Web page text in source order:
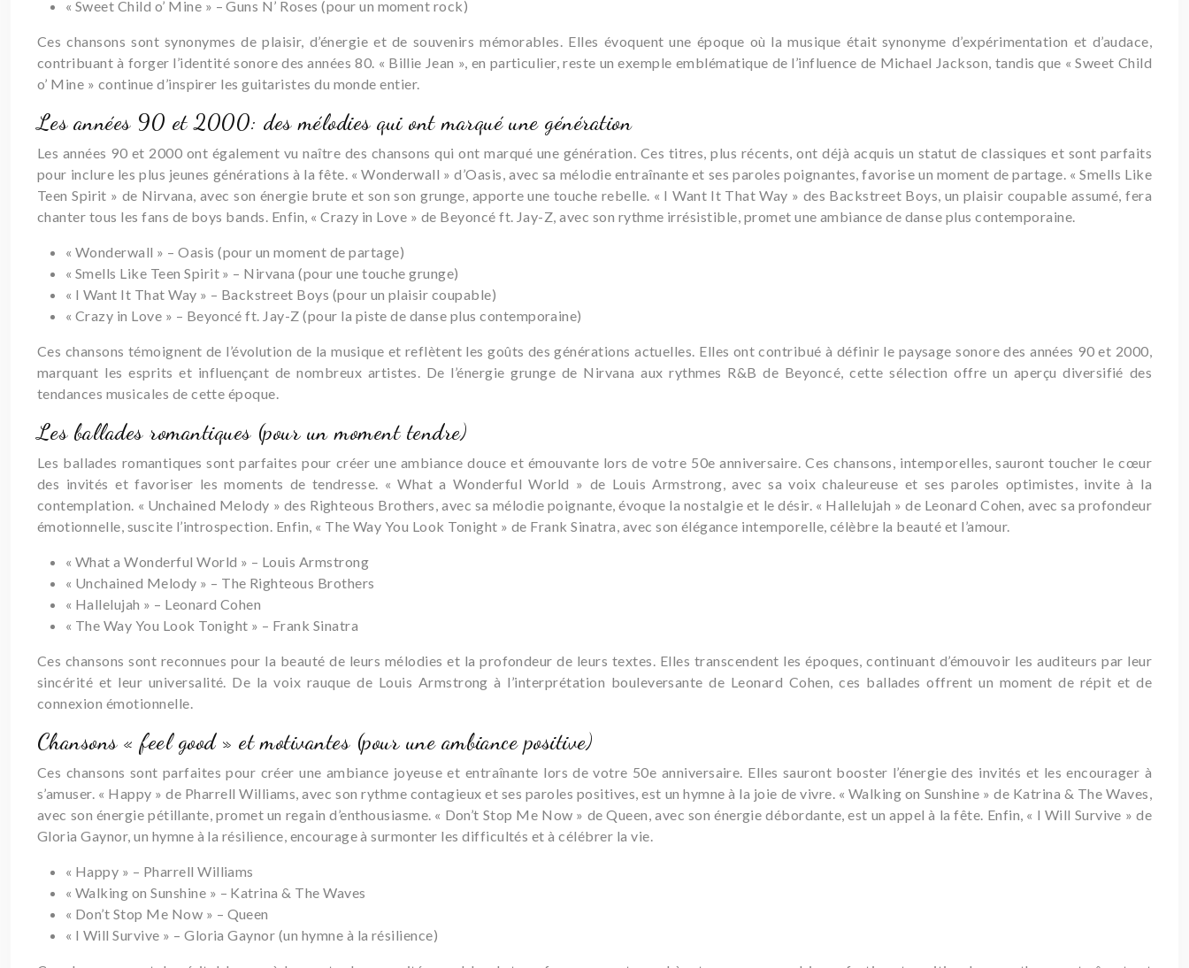
« Sweet Child o’ Mine » – Guns N’ Roses (pour un moment rock)
Ces chansons sont synonymes de plaisir, d’énergie et de souvenirs mémorables. Elles évoquent une époque où la musique était synonyme d’expérimentation et d’audace,
contribuant à forger l’identité sonore des années 80. « Billie Jean », en particulier, reste un exemple emblématique de l’influence de Michael Jackson, tandis que « Sweet Child
o’ Mine » continue d’inspirer les guitaristes du monde entier.
Les années 90 et 2000: des mélodies qui ont marqué une génération
Les années 90 et 2000 ont également vu naître des chansons qui ont marqué une génération. Ces titres, plus récents, ont déjà acquis un statut de classiques et sont parfaits
pour inclure les plus jeunes générations à la fête. « Wonderwall » d’Oasis, avec sa mélodie entraînante et ses paroles poignantes, favorise un moment de partage. « Smells Like
Teen Spirit » de Nirvana, avec son énergie brute et son son grunge, apporte une touche rebelle. « I Want It That Way » des Backstreet Boys, un plaisir coupable assumé, fera
chanter tous les fans de boys bands. Enfin, « Crazy in Love » de Beyoncé ft. Jay-Z, avec son rythme irrésistible, promet une ambiance de danse plus contemporaine.
« Wonderwall » – Oasis (pour un moment de partage)
« Smells Like Teen Spirit » – Nirvana (pour une touche grunge)
« I Want It That Way » – Backstreet Boys (pour un plaisir coupable)
« Crazy in Love » – Beyoncé ft. Jay-Z (pour la piste de danse plus contemporaine)
Ces chansons témoignent de l’évolution de la musique et reflètent les goûts des générations actuelles. Elles ont contribué à définir le paysage sonore des années 90 et 2000,
marquant les esprits et influençant de nombreux artistes. De l’énergie grunge de Nirvana aux rythmes R&B de Beyoncé, cette sélection offre un aperçu diversifié des
tendances musicales de cette époque.
Les ballades romantiques (pour un moment tendre)
Les ballades romantiques sont parfaites pour créer une ambiance douce et émouvante lors de votre 50e anniversaire. Ces chansons, intemporelles, sauront toucher le cœur
des invités et favoriser les moments de tendresse. « What a Wonderful World » de Louis Armstrong, avec sa voix chaleureuse et ses paroles optimistes, invite à la
contemplation. « Unchained Melody » des Righteous Brothers, avec sa mélodie poignante, évoque la nostalgie et le désir. « Hallelujah » de Leonard Cohen, avec sa profondeur
émotionnelle, suscite l’introspection. Enfin, « The Way You Look Tonight » de Frank Sinatra, avec son élégance intemporelle, célèbre la beauté et l’amour.
« What a Wonderful World » – Louis Armstrong
« Unchained Melody » – The Righteous Brothers
« Hallelujah » – Leonard Cohen
« The Way You Look Tonight » – Frank Sinatra
Ces chansons sont reconnues pour la beauté de leurs mélodies et la profondeur de leurs textes. Elles transcendent les époques, continuant d’émouvoir les auditeurs par leur
sincérité et leur universalité. De la voix rauque de Louis Armstrong à l’interprétation bouleversante de Leonard Cohen, ces ballades offrent un moment de répit et de
connexion émotionnelle.
Chansons « feel good » et motivantes (pour une ambiance positive)
Ces chansons sont parfaites pour créer une ambiance joyeuse et entraînante lors de votre 50e anniversaire. Elles sauront booster l’énergie des invités et les encourager à
s’amuser. « Happy » de Pharrell Williams, avec son rythme contagieux et ses paroles positives, est un hymne à la joie de vivre. « Walking on Sunshine » de Katrina & The Waves,
avec son énergie pétillante, promet un regain d’enthousiasme. « Don’t Stop Me Now » de Queen, avec son énergie débordante, est un appel à la fête. Enfin, « I Will Survive » de
Gloria Gaynor, un hymne à la résilience, encourage à surmonter les difficultés et à célébrer la vie.
« Happy » – Pharrell Williams
« Walking on Sunshine » – Katrina & The Waves
« Don’t Stop Me Now » – Queen
« I Will Survive » – Gloria Gaynor (un hymne à la résilience)